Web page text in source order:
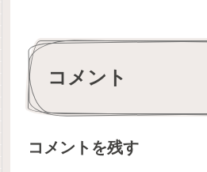
コメント
コメントを残す